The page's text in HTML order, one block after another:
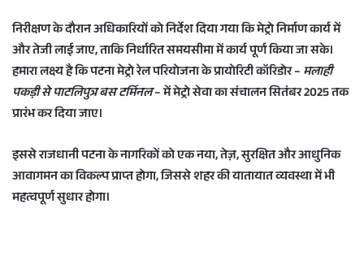
a
i
l
निरीक्षण के दौरान अधिकारियों को निर्देश दिया गया कि मेट्रो निर्माण कार्य में
और तेजी लाई जाए, ताकि निर्धारित समयसीमा में कार्य पूर्ण किया जा सके।
हमारा लक्ष्य है कि पटना मेट्रो रेल परियोजना के प्रायोरिटी कॉरिडोर – मलाही
पकड़ी से पाटलिपुत्र बस टर्मिनल– में मेट्रो सेवा का संचालनसितंबर 2025तक
प्रारंभ कर दिया जाए।
इससे राजधानी पटना के नागरिकों को एकनया, तेज़, सुरक्षित और आधुनिक
आवागमन का विकल्पप्राप्त होगा, जिससे शहर की यातायात व्यवस्था में भी
महत्वपूर्ण सुधार होगा।